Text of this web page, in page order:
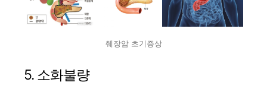
췌장암 초기증상
5. 소화불량